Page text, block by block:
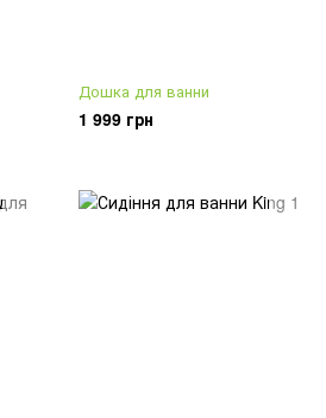
Дошка для ванни
1 999 грн